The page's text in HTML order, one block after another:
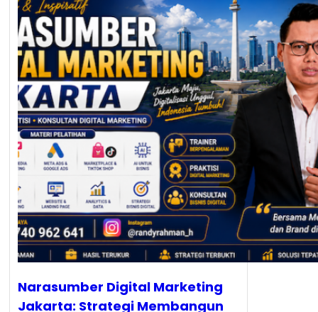
Narasumber Digital Marketing
Jakarta: Strategi Membangun